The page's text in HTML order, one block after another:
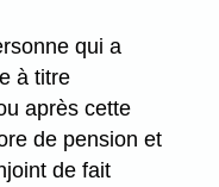
qui a
à titre
après cette
de pension et
de fait